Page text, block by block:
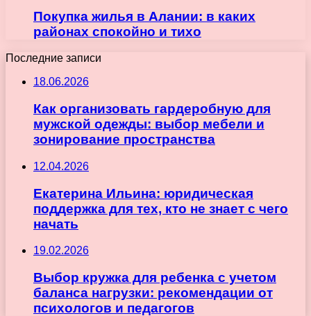
Покупка жилья в Алании: в каких
районах спокойно и тихо
Последние записи
18.06.2026
Как организовать гардеробную для
мужской одежды: выбор мебели и
зонирование пространства
12.04.2026
Екатерина Ильина: юридическая
поддержка для тех, кто не знает с чего
начать
19.02.2026
Выбор кружка для ребенка с учетом
баланса нагрузки: рекомендации от
психологов и педагогов